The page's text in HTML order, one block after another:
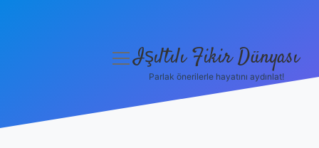
menüyüIşıltılı Fikir Dünyası
Parlak önerilerle hayatını aydınlat!